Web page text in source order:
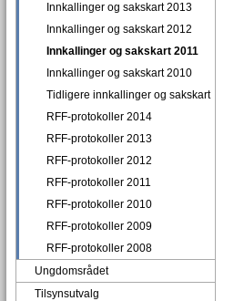
Innkallinger og sakskart 2013
Innkallinger og sakskart 2012
Innkallinger og sakskart 2011
Innkallinger og sakskart 2010
Tidligere innkallinger og sakskart
RFF-protokoller 2014
RFF-protokoller 2013
RFF-protokoller 2012
RFF-protokoller 2011
RFF-protokoller 2010
RFF-protokoller 2009
RFF-protokoller 2008
Ungdomsrådet
Tilsynsutvalg